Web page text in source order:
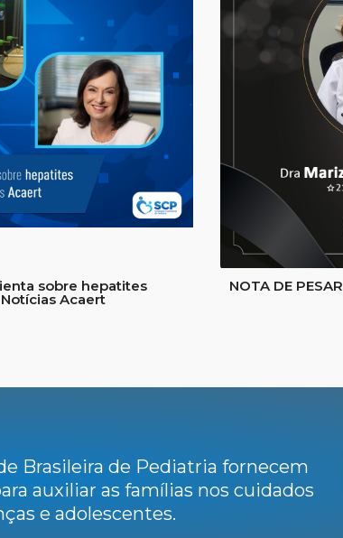
sobre hepatites
Acaert
NOTA DE PESAR
Brasileira de Pediatria fornecem
auxiliar as famílias nos cuidados
e adolescentes.